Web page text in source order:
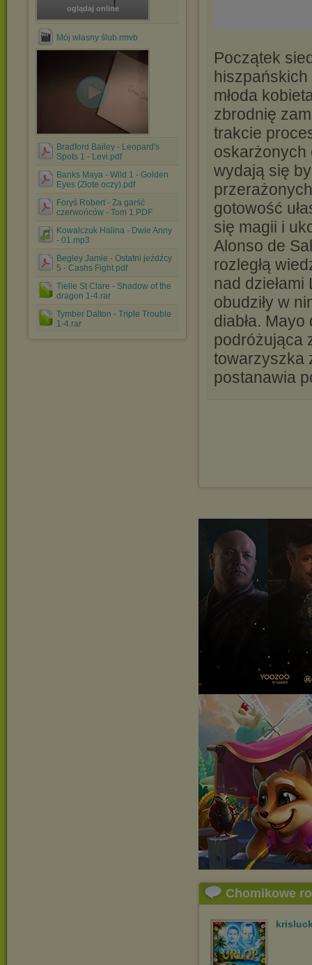
oglądaj online
Mój własny ślub.rmvb
Bradford Bailey - Leopard's
Spots 1 - Levi.pdf
Banks Maya - Wild 1 - Golden
Eyes (Złote oczy).pdf
Foryś Robert - Za garść
czerwońców - Tom 1.PDF
Kowalczuk Halina - Dwie Anny
- 01.mp3
Begley Jamie - Ostatni jeźdźcy
5 - Cashs Fight.pdf
Tielle St Clare - Shadow of the
dragon 1-4.rar
Tymber Dalton - Triple Trouble
1-4.rar
Początek
młoda
zbrodnię
trakcie
oskarżonych
wydają się
gotowość
się magii i
Alonso de
rozległą
nad
obudziły w
diabła.
podróżująca
towarzyszka
postanawia
Chomikowe